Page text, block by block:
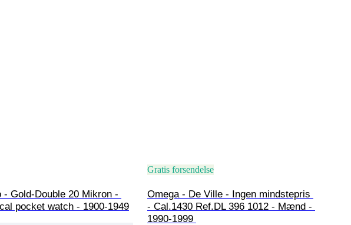
- Gold-Double 20 Mikron -
pocket watch - 1900-1949
Gratis forsendelse
Omega - De Ville - Ingen mindstepris
- Cal.1430 Ref.DL 396 1012 - Mænd -
1990-1999